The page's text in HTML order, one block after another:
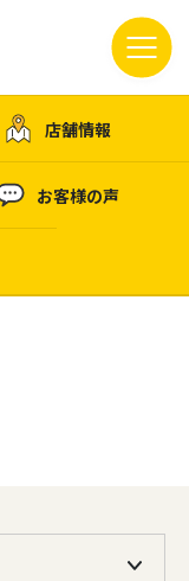
店舗情報
お客様の声